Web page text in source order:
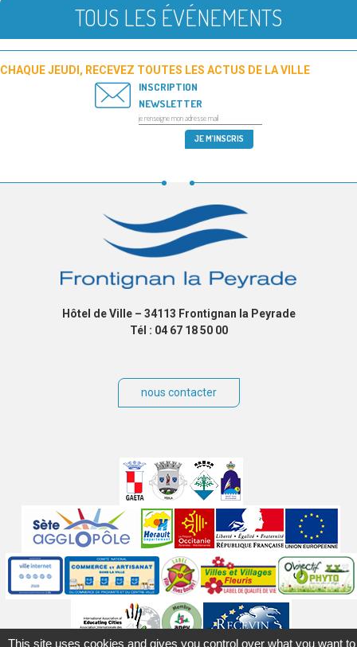
TOUS LES ÉVÉNEMENTS
CHAQUE JEUDI, RECEVEZ TOUTES LES ACTUS DE LA VILLE
INSCRIPTION
NEWSLETTER
Hôtel de Ville – 34113 Frontignan la Peyrade
Tél : 04 67 18 50 00
nous contacter
partenaires
Labels
This site uses cookies and gives you control over what you want to